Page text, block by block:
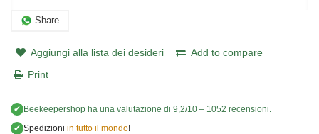
Share
Aggiungi alla lista dei desideri
Add to compare
Print
✔ Beekeepershop ha una valutazione di 9,2/10 – 1052 recensioni.
✔ Spedizioni in tutto il mondo!